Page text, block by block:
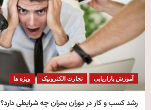
آموزش بازاریابی تجارت الکترونیک ویژه ها
رشد کسب و کار در دوران بحران چه شرایطی دارد؟